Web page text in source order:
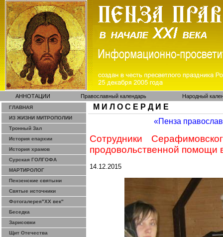
АННОТАЦИИ Православный календарь Народный
ГЛАВНАЯ
ИЗ ЖИЗНИ МИТРОПОЛИИ
Тронный Зал
История епархии
История храмов
Сурская ГОЛГОФА
МАРТИРОЛОГ
Пензенские святыни
Святые источники
Фотогалерея"ХХ век"
Беседка
Зарисовки
Щит Отечества
М И Л О С Е Р Д И Е
«Пенза
Сотрудники
продовольственной помощи
14.12.2015